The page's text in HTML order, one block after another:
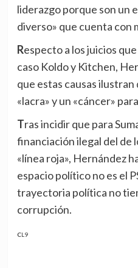
liderazgo porque son un
diverso» que cuenta con
Respecto a los juicios que se celebran sobre el
caso Koldo y Kitchen,
que estas causas
«lacra» y un «cáncer»
Tras incidir que para Sumar una hipotética
financiación ilegal del de
«línea roja», Hernández
espacio político no es el
trayectoria política no
corrupción.
CL9